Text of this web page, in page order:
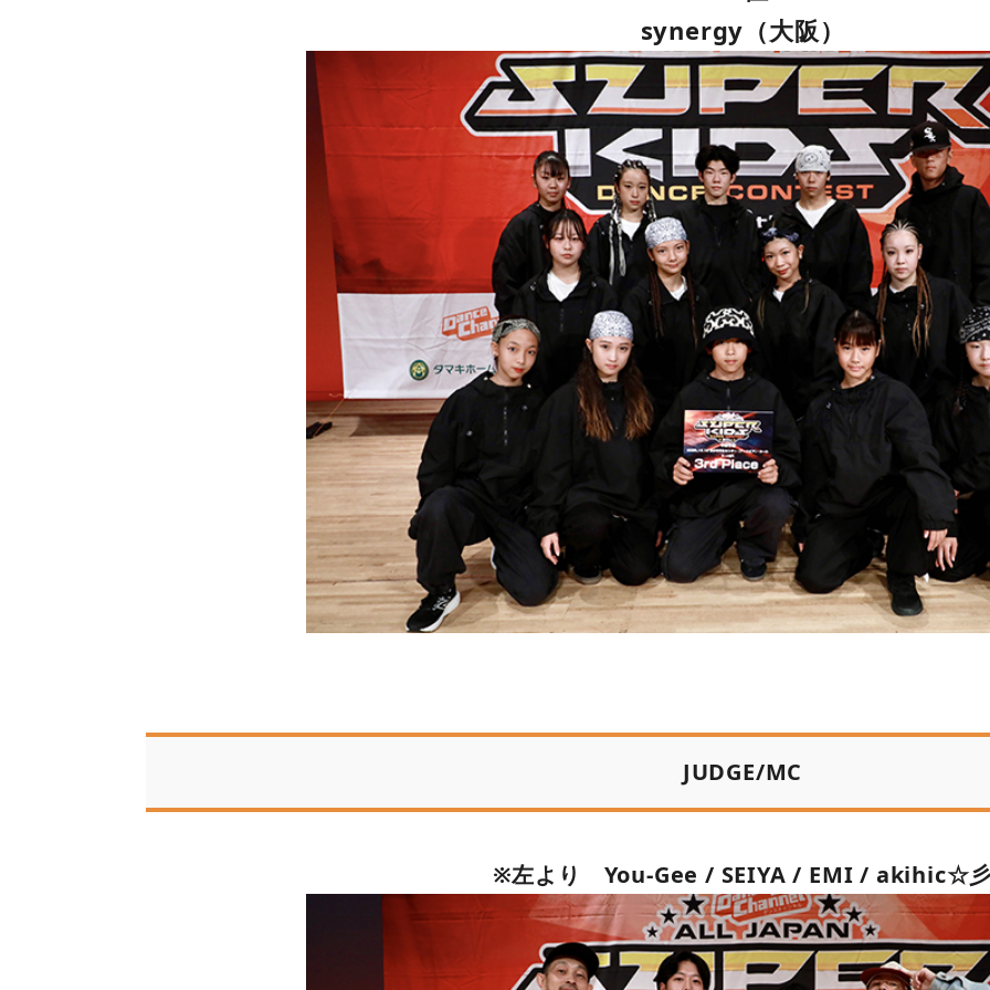
synergy（大阪）
JUDGE/MC
※左より You-Gee / SEIYA / EMI / akihic☆